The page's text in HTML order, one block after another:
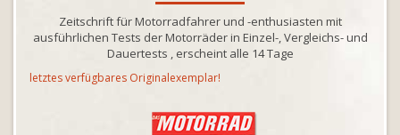
Zeitschrift für Motorradfahrer und -enthusiasten mit
ausführlichen Tests der Motorräder in Einzel-, Vergleichs- und
Dauertests , erscheint alle 14 Tage
letztes verfügbares Originalexemplar!